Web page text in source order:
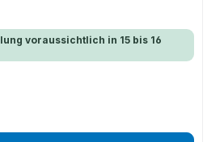
voraussichtlich in 15 bis 16